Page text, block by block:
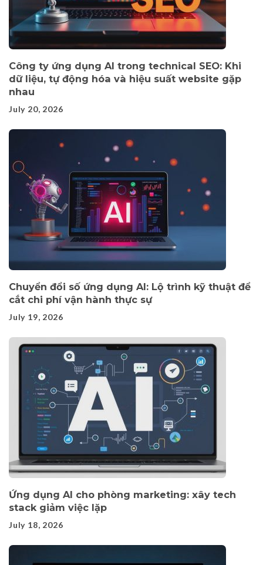
Công ty ứng dụng AI trong technical SEO: Khi
dữ liệu, tự động hóa và hiệu suất website gặp
nhau
July 20, 2026
Chuyển đổi số ứng dụng AI: Lộ trình kỹ thuật để
cắt chi phí vận hành thực sự
July 19, 2026
Ứng dụng AI cho phòng marketing: xây tech
stack giảm việc lặp
July 18, 2026